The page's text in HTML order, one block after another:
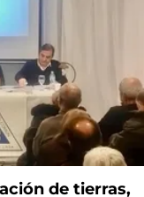
de tierras,